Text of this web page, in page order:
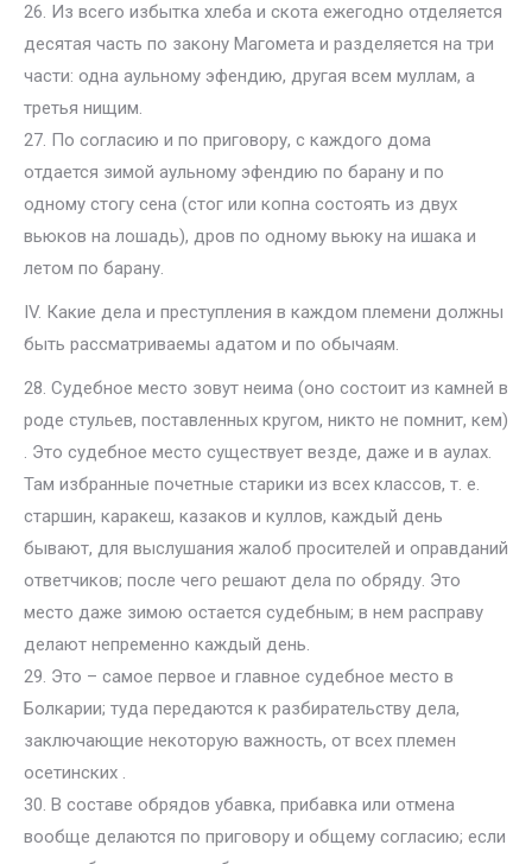
26. Из всего избытка хлеба и скота ежегодно отделяется
десятая часть по закону Магомета и разделяется на три
части: одна аульному эфендию, другая всем муллам, а
третья нищим.
27. По согласию и по приговору, с каждого дома
отдается зимой аульному эфендию по барану и по
одному стогу сена (стог или копна состоять из двух
вьюков на лошадь), дров по одному вьюку на ишака и
летом по барану.
IV. Какие дела и преступления в каждом племени должны
быть рассматриваемы адатом и по обычаям.
28. Судебное место зовут неима (оно состоит из камней в
роде стульев, поставленных кругом, никто не помнит, кем)
. Это судебное место существует везде, даже и в аулах.
Там избранные почетные старики из всех классов, т. е.
старшин, каракеш, казаков и куллов, каждый день
бывают, для выслушания жалоб просителей и оправданий
ответчиков; после чего решают дела по обряду. Это
место даже зимою остается судебным; в нем расправу
делают непременно каждый день.
29. Это – самое первое и главное судебное место в
Болкарии; туда передаются к разбирательству дела,
заключающие некоторую важность, от всех племен
осетинских .
30. В составе обрядов убавка, прибавка или отмена
вообще делаются по приговору и общему согласию; если